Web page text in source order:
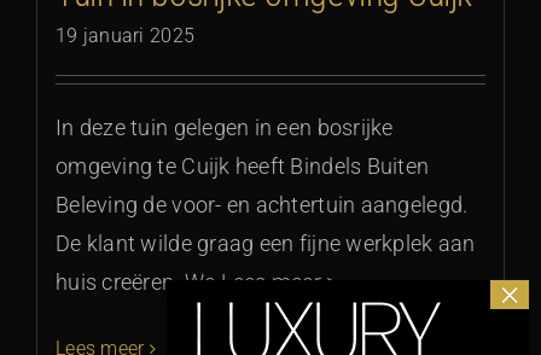
19 januari 2025
In deze tuin gelegen in een bosrijke
omgeving te Cuijk heeft Bindels Buiten
Beleving de voor- en achtertuin aangelegd.
De klant wilde graag een fijne werkplek aan
huis creëren. We Lees meer >
Lees meer